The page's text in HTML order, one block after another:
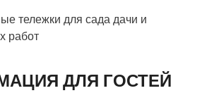
тележки для сада дачи и
работ
ДЛЯ ГОСТЕЙ